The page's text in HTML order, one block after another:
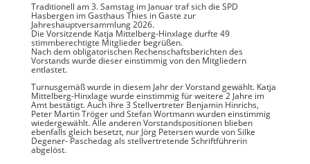
Traditionell am 3. Samstag im Januar traf sich die SPD
Hasbergen im Gasthaus Thies in Gaste zur
Jahreshauptversammlung 2026.
Die Vorsitzende Katja Mittelberg-Hinxlage durfte 49
stimmberechtigte Mitglieder begrüßen.
Nach dem obligatorischen Rechenschaftsberichten des
Vorstands wurde dieser einstimmig von den Mitgliedern
entlastet.
Turnusgemäß wurde in diesem Jahr der Vorstand gewählt. Katja
Mittelberg-Hinxlage wurde einstimmig für weitere 2 Jahre im
Amt bestätigt. Auch ihre 3 Stellvertreter Benjamin Hinrichs,
Peter Martin Tröger und Stefan Wortmann wurden einstimmig
wiedergewählt. Alle anderen Vorstandspositionen blieben
ebenfalls gleich besetzt, nur Jörg Petersen wurde von Silke
Degener- Paschedag als stellvertretende Schriftführerin
abgelöst.